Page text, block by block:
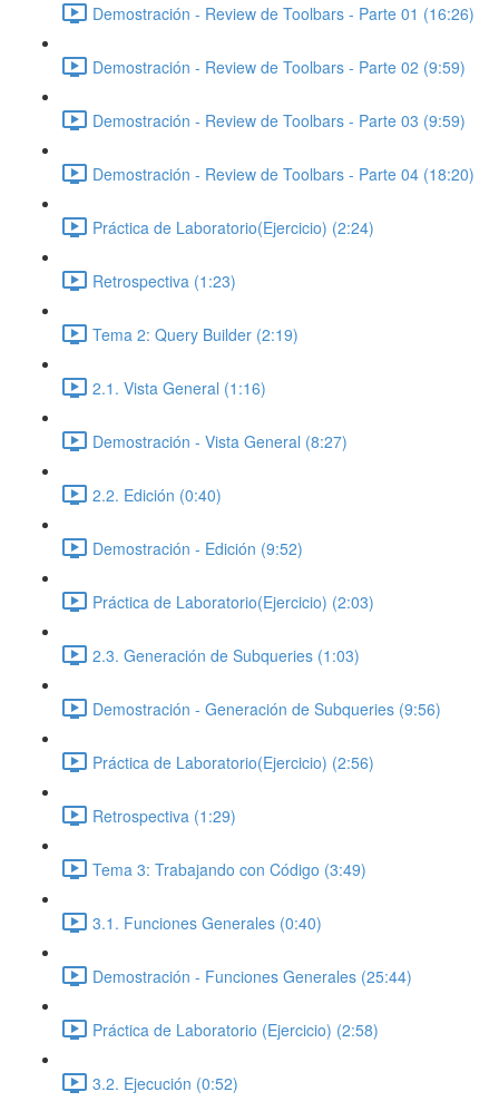
Demostración - Review de Toolbars - Parte 01 (16:26)
Demostración - Review de Toolbars - Parte 02 (9:59)
Demostración - Review de Toolbars - Parte 03 (9:59)
Demostración - Review de Toolbars - Parte 04 (18:20)
Práctica de Laboratorio(Ejercicio) (2:24)
Retrospectiva (1:23)
Tema 2: Query Builder (2:19)
2.1. Vista General (1:16)
Demostración - Vista General (8:27)
2.2. Edición (0:40)
Demostración - Edición (9:52)
Práctica de Laboratorio(Ejercicio) (2:03)
2.3. Generación de Subqueries (1:03)
Demostración - Generación de Subqueries (9:56)
Práctica de Laboratorio(Ejercicio) (2:56)
Retrospectiva (1:29)
Tema 3: Trabajando con Código (3:49)
3.1. Funciones Generales (0:40)
Demostración - Funciones Generales (25:44)
Práctica de Laboratorio (Ejercicio) (2:58)
3.2. Ejecución (0:52)